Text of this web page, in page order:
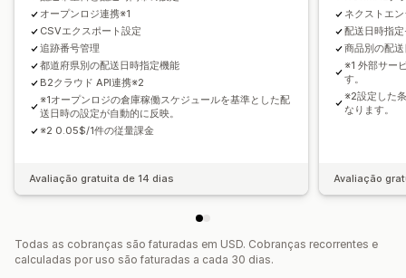
オープンロジ連携※1
CSVエクスポート設定
追跡番号管理
都道府県別の配送日時指定機能
B2クラウド API連携※2
※1オープンロジの倉庫稼働スケジュールを基準とした配
送日時の設定が自動的に反映。
※2 0.05$/1件の従量課金
Avaliação gratuita de 14 dias
ネクストエ
配送日時指
商品別の配
※1 外部サー
す。
※2設定した
なります。
Avaliação
Todas as cobranças são faturadas em USD. Cobranças recorrentes e
calculadas por uso são faturadas a cada 30 dias.